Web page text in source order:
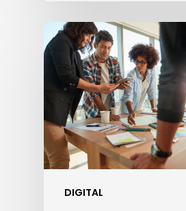
DIGITAL